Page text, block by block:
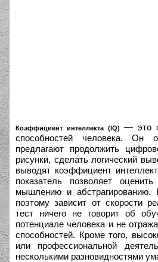
Коэффициент интеллекта (IQ)
— это
способностей человека. Он
предлагают продолжить
рисунки, сделать логический
выводят коэффициент
показатель позволяет
мышлению и абстрагированию.
поэтому зависит от скорости
тест ничего не говорит об
потенциале человека и не
способностей. Кроме того,
или профессиональной
несколькими разновидностями